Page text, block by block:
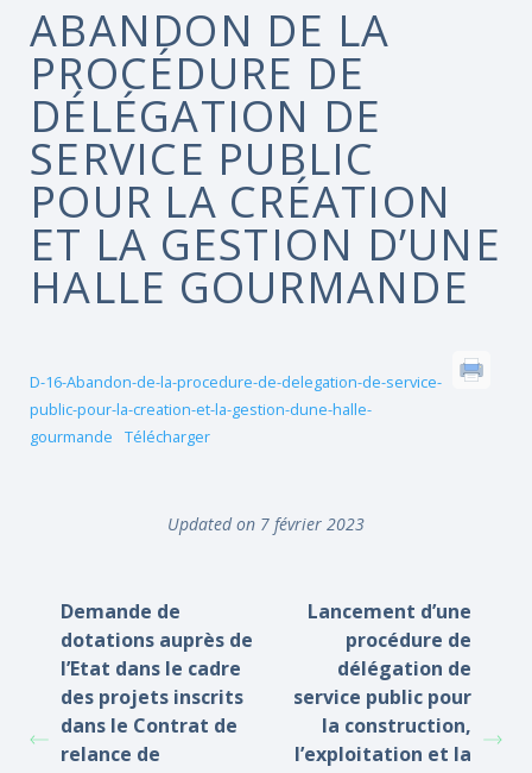
ABANDON DE LA
PROCÉDURE DE
DÉLÉGATION DE
SERVICE PUBLIC
POUR LA CRÉATION
ET LA GESTION D’UNE
HALLE GOURMANDE
D-16-Abandon-de-la-procedure-de-delegation-de-service-
public-pour-la-creation-et-la-gestion-dune-halle-
gourmande
Télécharger
Updated on 7 février 2023
Demande de
dotations auprès de
l’Etat dans le cadre
des projets inscrits
dans le Contrat de
relance de
Lancement d’une
procédure de
délégation de
service public pour
la construction,
l’exploitation et la